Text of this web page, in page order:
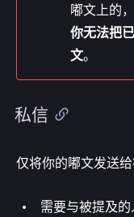
嘟文上的
你无法把
文。
私信
仅将你的嘟文发送给
需要与被提及